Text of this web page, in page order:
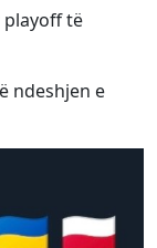
të
ndeshjen e